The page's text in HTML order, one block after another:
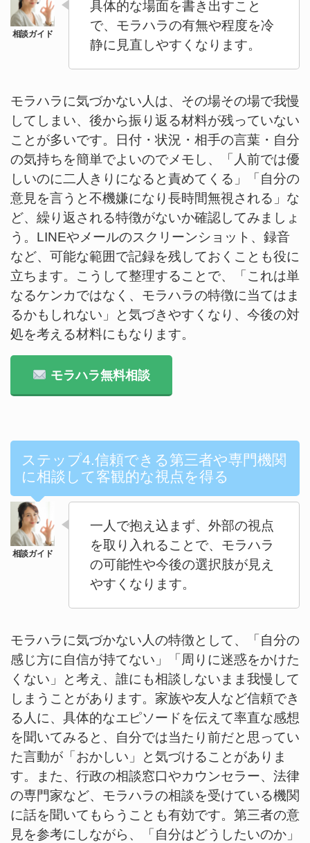
具体的な場面を書き出すこと
で、モラハラの有無や程度を冷
静に見直しやすくなります。
モラハラに気づかない人は、その場その場で我慢
してしまい、後から振り返る材料が残っていない
ことが多いです。日付・状況・相手の言葉・自分
の気持ちを簡単でよいのでメモし、「人前では優
しいのに二人きりになると責めてくる」「自分の
意見を言うと不機嫌になり長時間無視される」な
ど、繰り返される特徴がないか確認してみましょ
う。LINEやメールのスクリーンショット、録音
など、可能な範囲で記録を残しておくことも役に
立ちます。こうして整理することで、「これは単
なるケンカではなく、モラハラの特徴に当てはま
るかもしれない」と気づきやすくなり、今後の対
処を考える材料にもなります。
モラハラ無料相談
ステップ4.信頼できる第三者や専門機関
に相談して客観的な視点を得る
一人で抱え込まず、外部の視点
を取り入れることで、モラハラ
の可能性や今後の選択肢が見え
やすくなります。
モラハラに気づかない人の特徴として、「自分の
感じ方に自信が持てない」「周りに迷惑をかけた
くない」と考え、誰にも相談しないまま我慢して
しまうことがあります。家族や友人など信頼でき
る人に、具体的なエピソードを伝えて率直な感想
を聞いてみると、自分では当たり前だと思ってい
た言動が「おかしい」と気づけることがありま
す。また、行政の相談窓口やカウンセラー、法律
の専門家など、モラハラの相談を受けている機関
に話を聞いてもらうことも有効です。第三者の意
見を参考にしながら、「自分はどうしたいのか」